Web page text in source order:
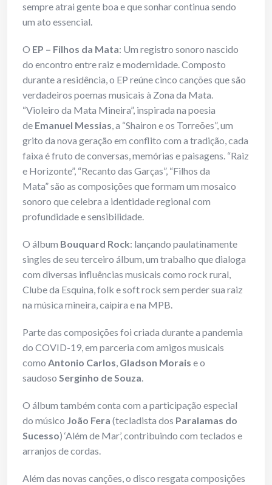
sempre atrai gente boa e que sonhar continua sendo
um ato essencial.
O EP – Filhos da Mata: Um registro sonoro nascido
do encontro entre raiz e modernidade. Composto
durante a residência, o EP reúne cinco canções que são
verdadeiros poemas musicais à Zona da Mata.
“Violeiro da Mata Mineira”, inspirada na poesia
de Emanuel Messias, a “Shairon e os Torreões”, um
grito da nova geração em conflito com a tradição, cada
faixa é fruto de conversas, memórias e paisagens. “Raiz
e Horizonte”, “Recanto das Garças”, “Filhos da
Mata” são as composições que formam um mosaico
sonoro que celebra a identidade regional com
profundidade e sensibilidade.
O álbum Bouquard Rock: lançando paulatinamente
singles de seu terceiro álbum, um trabalho que dialoga
com diversas influências musicais como rock rural,
Clube da Esquina, folk e soft rock sem perder sua raiz
na música mineira, caipira e na MPB.
Parte das composições foi criada durante a pandemia
do COVID-19, em parceria com amigos musicais
como Antonio Carlos, Gladson Morais e o
saudoso Serginho de Souza.
O álbum também conta com a participação especial
do músico João Fera (tecladista dos Paralamas do
Sucesso) ‘Além de Mar’, contribuindo com teclados e
arranjos de cordas.
Além das novas canções, o disco resgata composições